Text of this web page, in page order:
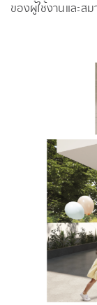
ของผู้ใช้งานและส